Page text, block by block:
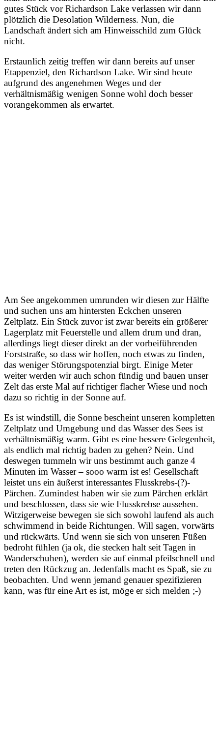
gutes Stück vor Richardson Lake verlassen wir dann
plötzlich die Desolation Wilderness. Nun, die
Landschaft ändert sich am Hinweisschild zum Glück
nicht.
Erstaunlich zeitig treffen wir dann bereits auf unser
Etappenziel, den Richardson Lake. Wir sind heute
aufgrund des angenehmen Weges und der
verhältnismäßig wenigen Sonne wohl doch besser
vorangekommen als erwartet.
Am See angekommen umrunden wir diesen zur Hälfte
und suchen uns am hintersten Eckchen unseren
Zeltplatz. Ein Stück zuvor ist zwar bereits ein größerer
Lagerplatz mit Feuerstelle und allem drum und dran,
allerdings liegt dieser direkt an der vorbeiführenden
Forststraße, so dass wir hoffen, noch etwas zu finden,
das weniger Störungspotenzial birgt. Einige Meter
weiter werden wir auch schon fündig und bauen unser
Zelt das erste Mal auf richtiger flacher Wiese und noch
dazu so richtig in der Sonne auf.
Es ist windstill, die Sonne bescheint unseren kompletten
Zeltplatz und Umgebung und das Wasser des Sees ist
verhältnismäßig warm. Gibt es eine bessere Gelegenheit,
als endlich mal richtig baden zu gehen? Nein. Und
deswegen tummeln wir uns bestimmt auch ganze 4
Minuten im Wasser – sooo warm ist es! Gesellschaft
leistet uns ein äußerst interessantes Flusskrebs-(?)-
Pärchen. Zumindest haben wir sie zum Pärchen erklärt
und beschlossen, dass sie wie Flusskrebse aussehen.
Witzigerweise bewegen sie sich sowohl laufend als auch
schwimmend in beide Richtungen. Will sagen, vorwärts
und rückwärts. Und wenn sie sich von unseren Füßen
bedroht fühlen (ja ok, die stecken halt seit Tagen in
Wanderschuhen), werden sie auf einmal pfeilschnell und
treten den Rückzug an. Jedenfalls macht es Spaß, sie zu
beobachten. Und wenn jemand genauer spezifizieren
kann, was für eine Art es ist, möge er sich melden ;-)